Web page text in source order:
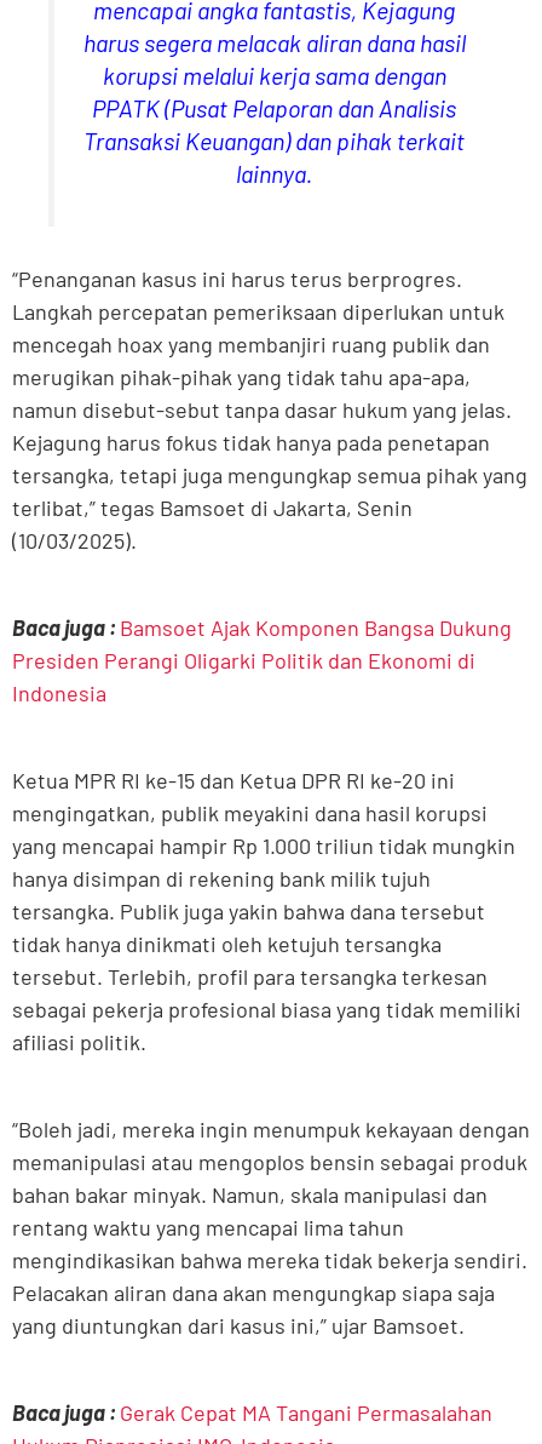
mencapai angka fantastis, Kejagung
harus segera melacak aliran dana hasil
korupsi melalui kerja sama dengan
PPATK (Pusat Pelaporan dan Analisis
Transaksi Keuangan) dan pihak terkait
lainnya.
“Penanganan kasus ini harus terus berprogres.
Langkah percepatan pemeriksaan diperlukan untuk
mencegah hoax yang membanjiri ruang publik dan
merugikan pihak-pihak yang tidak tahu apa-apa,
namun disebut-sebut tanpa dasar hukum yang jelas.
Kejagung harus fokus tidak hanya pada penetapan
tersangka, tetapi juga mengungkap semua pihak yang
terlibat,” tegas Bamsoet di Jakarta, Senin
(10/03/2025).
Baca juga : Bamsoet Ajak Komponen Bangsa Dukung
Presiden Perangi Oligarki Politik dan Ekonomi di
Indonesia
Ketua MPR RI ke-15 dan Ketua DPR RI ke-20 ini
mengingatkan, publik meyakini dana hasil korupsi
yang mencapai hampir Rp 1.000 triliun tidak mungkin
hanya disimpan di rekening bank milik tujuh
tersangka. Publik juga yakin bahwa dana tersebut
tidak hanya dinikmati oleh ketujuh tersangka
tersebut. Terlebih, profil para tersangka terkesan
sebagai pekerja profesional biasa yang tidak memiliki
afiliasi politik.
“Boleh jadi, mereka ingin menumpuk kekayaan dengan
memanipulasi atau mengoplos bensin sebagai produk
bahan bakar minyak. Namun, skala manipulasi dan
rentang waktu yang mencapai lima tahun
mengindikasikan bahwa mereka tidak bekerja sendiri.
Pelacakan aliran dana akan mengungkap siapa saja
yang diuntungkan dari kasus ini,” ujar Bamsoet.
Baca juga : Gerak Cepat MA Tangani Permasalahan